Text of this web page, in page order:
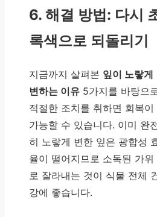
6. 해결 방법: 다시
록색으로 되돌리기
지금까지 살펴본 잎이 노랗게
변하는 이유 5가지를 바탕으
적절한 조치를 취하면 회복이
가능할 수 있습니다. 이미 완
히 노랗게 변한 잎은 광합성
율이 떨어지므로 소독된 가위
로 잘라내는 것이 식물 전체
강에 좋습니다.